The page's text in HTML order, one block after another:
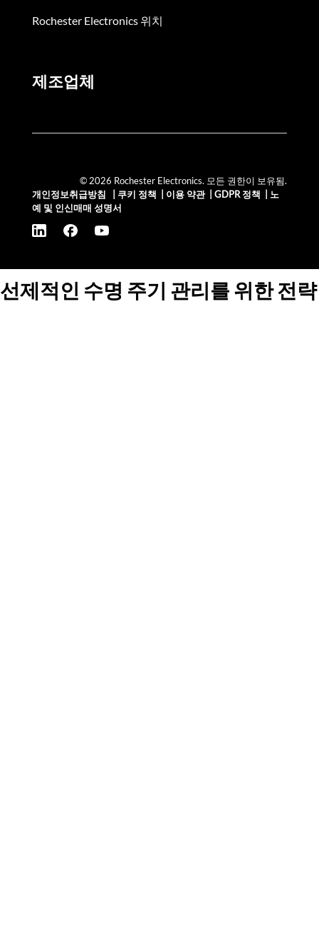
Rochester Electronics 위치
제조업체
© 2026 Rochester Electronics. 모든 권한이 보유됨.
개인정보취급방침
쿠키 정책 이용 약관| GDPR 정책
노
예 및 인신매매 성명서
선제적인 수명 주기 관리를 위한 전략